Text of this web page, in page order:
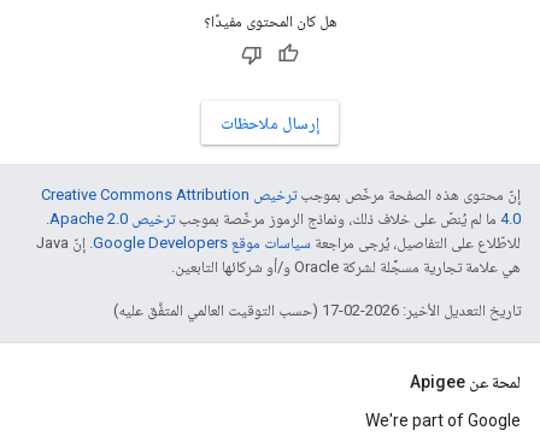
هل كان المحتوى مفيدًا؟
إرسال ملاحظات
إنّ محتوى هذه الصفحة مرخّص بموجب
ترخيص Creative Commons Attribution
4.0‏ ما لم يُنصّ على خلاف ذلك، ونماذج الرموز مرخّصة بموجبترخيص Apache 2.0‏
.
للاطّلاع على التفاصيل، يُرجى مراجعة سياسات موقع Google Developers‏
. إنّ Java
هي علامة تجارية مسجَّلة لشركة Oracle و/أو شركائها التابعين.
تاريخ التعديل الأخير: 2026-02-17 (حسب التوقيت العالمي المتفَّق عليه)
لمحة عن Apigee
We're part of Google